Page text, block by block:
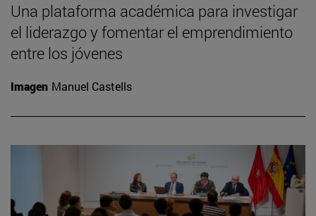
Una plataforma académica para investigar
el liderazgo y fomentar el emprendimiento
entre los jóvenes
Imagen Manuel Castells